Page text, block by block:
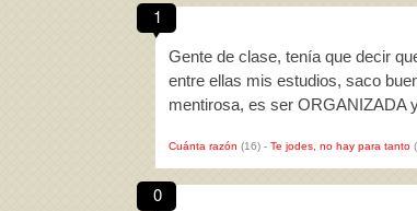
1
Gente de clase, tenía que decir
entre ellas mis estudios, saco
mentirosa, es ser ORGANIZADA
Cuánta razón (16) - Te jodes, no hay para tanto
0